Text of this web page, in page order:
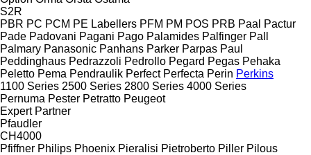
S2R
PBR PC PCM PE Labellers PFM PM POS PRB Paal
Pactur
Pade Padovani Pagani Pago Palamides Palfinger Pall
Palmary Panasonic Panhans Parker Parpas Paul
Peddinghaus Pedrazzoli Pedrollo Pegard Pegas Pehaka
Peletto Pema Pendraulik Perfect Perfecta Perin Perkins
1100 Series 2500 Series 2800 Series 4000 Series
Pernuma Pester Petratto Peugeot
Expert Partner
Pfaudler
CH4000
Pfiffner Philips Phoenix Pieralisi Pietroberto Piller Pilous